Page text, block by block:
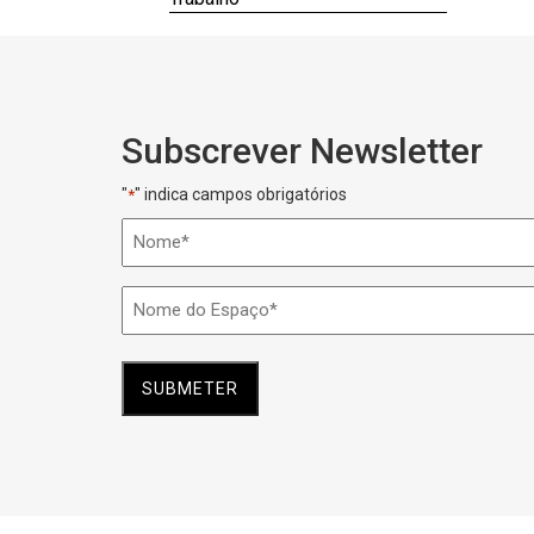
Subscrever Newsletter
"*" indica campos obrigatórios
Nome
Nome
do